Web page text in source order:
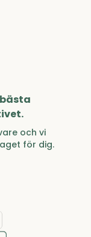
och vi
för dig.